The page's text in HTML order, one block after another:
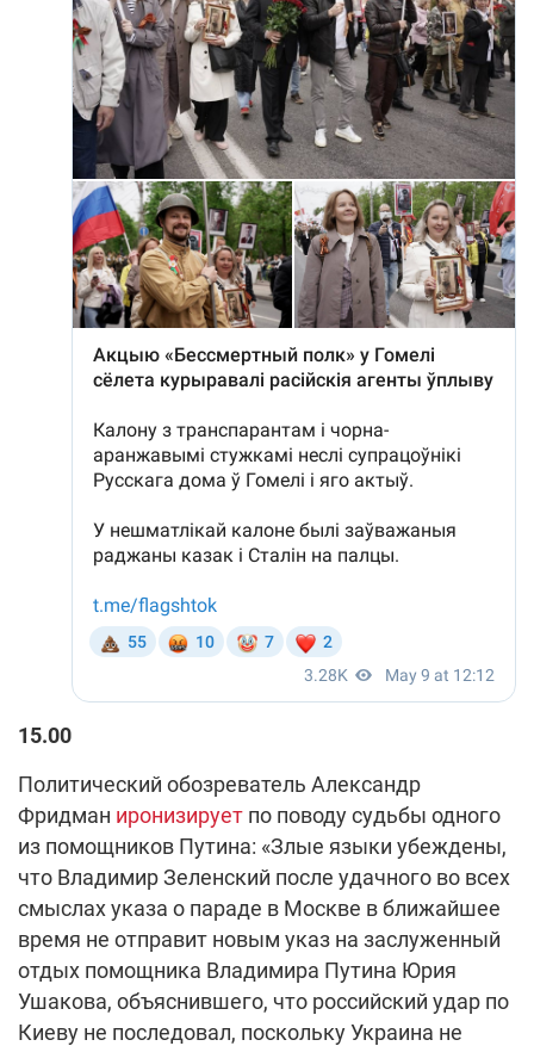
15.00
Политический обозреватель Александр
Фридман иронизирует по поводу судьбы одного
из помощников Путина: «Злые языки убеждены,
что Владимир Зеленский после удачного во всех
смыслах указа о параде в Москве в ближайшее
время не отправит новым указ на заслуженный
отдых помощника Владимира Путина Юрия
Ушакова, объяснившего, что российский удар по
Киеву не последовал, поскольку Украина не